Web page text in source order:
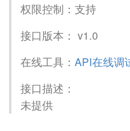
权限控制：支持
接口版本： v1.0
在线工具： API在线调
接口描述：
未提供